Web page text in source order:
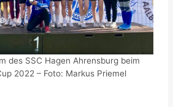
des SSC Hagen Ahrensburg beim
2022 – Foto: Markus Priemel